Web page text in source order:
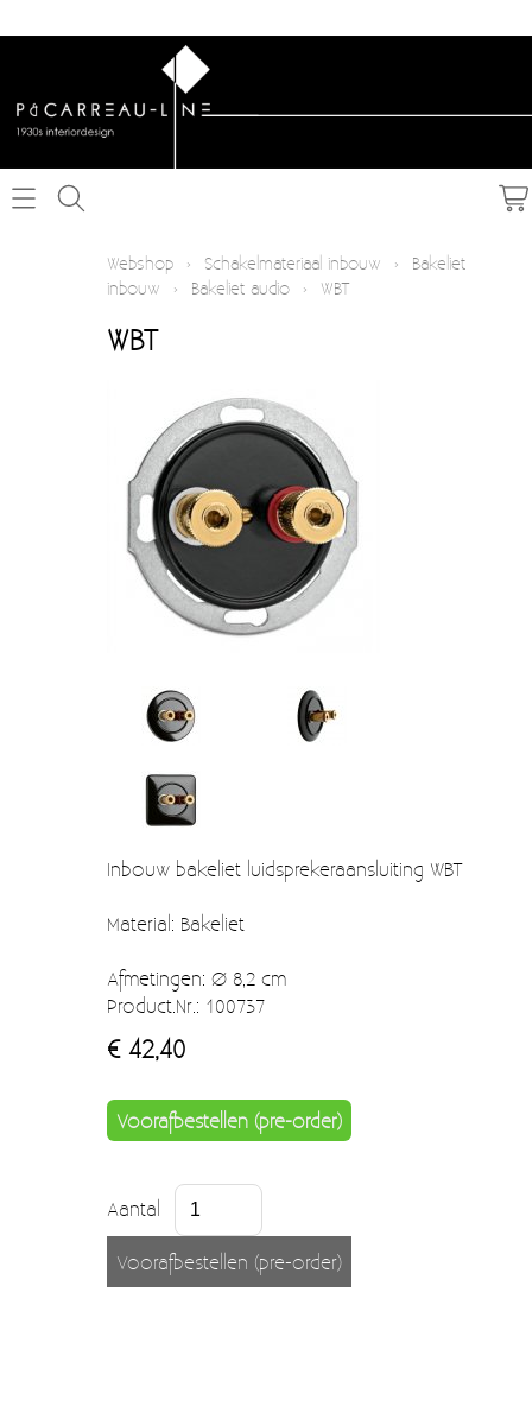
Schakelmateriaal opbouw
Textielkabel
Deur- en raambeslag
Kapstokken & Haken
Meubelgrepen
Voorraadbakjes
Kastinrichting
Smeg 50s klein elektro
Afvalemmers
EINDE REEKSEN
Verzendkosten
Webshop › Schakelmateriaal inbouw ›
Bakeliet
inbouw
› Bakeliet audio › WBT
WBT
Inbouw bakeliet luidsprekeraansluiting WBT
Material: Bakeliet
Afmetingen: Ø 8,2 cm
Product.Nr.: 100737
€ 42,40
Voorafbestellen (pre-order)
Aantal